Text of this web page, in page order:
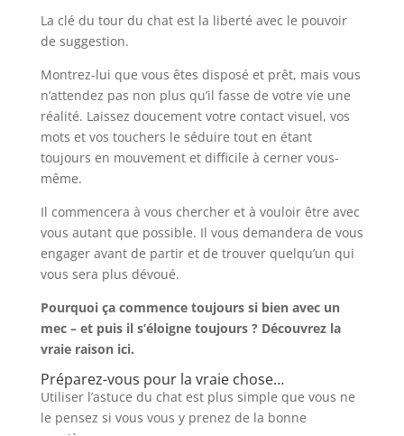
La clé du tour du chat est la liberté avec le pouvoir
de suggestion.
Montrez-lui que vous êtes disposé et prêt, mais vous
n’attendez pas non plus qu’il fasse de votre vie une
réalité. Laissez doucement votre contact visuel, vos
mots et vos touchers le séduire tout en étant
toujours en mouvement et difficile à cerner vous-
même.
Il commencera à vous chercher et à vouloir être avec
vous autant que possible. Il vous demandera de vous
engager avant de partir et de trouver quelqu’un qui
vous sera plus dévoué.
Pourquoi ça commence toujours si bien avec un
mec – et puis il s’éloigne toujours ? Découvrez la
vraie raison ici.
Préparez-vous pour la vraie chose…
Utiliser l’astuce du chat est plus simple que vous ne
le pensez si vous vous y prenez de la bonne